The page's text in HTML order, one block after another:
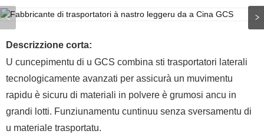
Descrizzione corta:
U cuncepimentu di u GCS combina sti trasportatori laterali
tecnologicamente avanzati per assicurà un muvimentu
rapidu è sicuru di materiali in polvere è grumosi ancu in
grandi lotti. Funziunamentu cuntinuu senza sversamentu di
u materiale trasportatu.